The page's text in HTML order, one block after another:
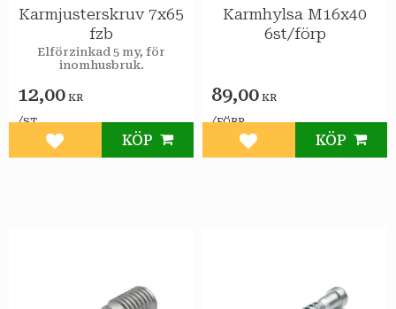
Karmjusterskruv 7x65
fzb
Elförzinkad 5 my, för
inomhusbruk.
12,00 KR
/ST
Lägg till i favoriter
KÖP
Karmhylsa M16x40
6st/förp
89,00 KR
/FÖRP
Lägg till i favoriter
KÖP